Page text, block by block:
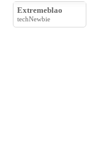
Extremeblao
techNewbie